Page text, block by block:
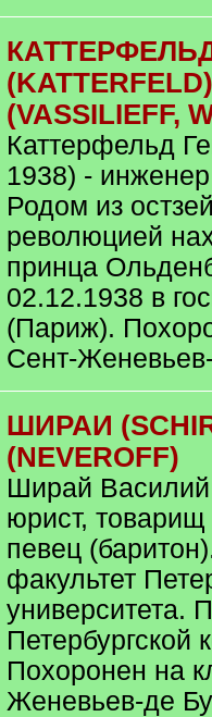
(VASSILIEFF,
Каттерфельд
1938) -
Родом из
революцией
принца
02.12.1938 в
(Париж).
Сент-
ШИРАИ
(NEVEROFF)
Ширай Василий
юрист,
певец
факультет
университета.
Петербургской
Похоронен на
Женевьев-де